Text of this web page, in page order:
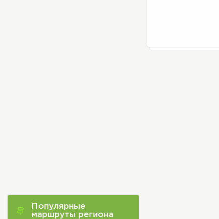
Популярные
маршруты региона